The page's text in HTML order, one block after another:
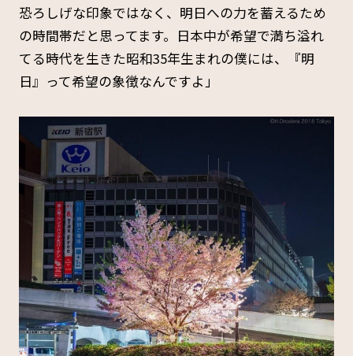
恐ろしげな印象ではなく、明日への力を蓄えるため
の時間帯だと思ってます。日本中が希望で満ち溢れ
てる時代を生きた昭和35年生まれの僕には、『明
日』って希望の象徴なんですよ」